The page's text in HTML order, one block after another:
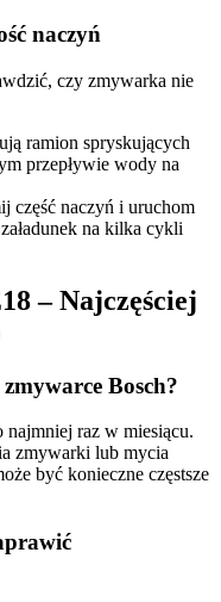
naczyń
czy zmywarka nie
ramion spryskujących
przepływie wody na
część naczyń i uruchom
na kilka cykli
– Najczęściej
Bosch?
najmniej raz w miesiącu.
zmywarki lub mycia
być konieczne częstsze